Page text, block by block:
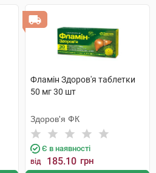
Фламін Здоров'я таблетки
50 мг 30 шт
Здоров'я ФК
Є в наявності
від 185.10 грн